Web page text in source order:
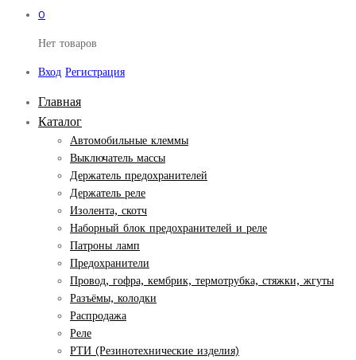
0
Нет товаров
Вход Регистрация
Главная
Каталог
Автомобильные клеммы
Выключатель массы
Держатель предохранителей
Держатель реле
Изолента, скотч
Наборный блок предохранителей и реле
Патроны ламп
Предохранители
Провод, гофра, кембрик, термотрубка, стяжки, жгуты
Разъёмы, колодки
Распродажа
Реле
РТИ (Резинотехнические изделия)